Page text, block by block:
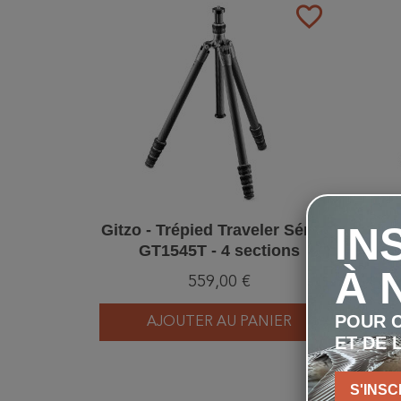
favorite_border
Gitzo - Trépied Traveler Série 1
GT1545T - 4 sections
559,00 €
AJOUTER AU PANIER
À
POUR
ET DE